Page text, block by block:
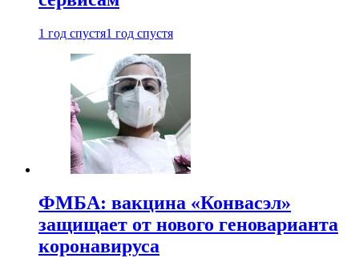
1 год спустя1 год спустя
ФМБА: вакцина «Конвасэл»
защищает от нового геноварианта
коронавируса